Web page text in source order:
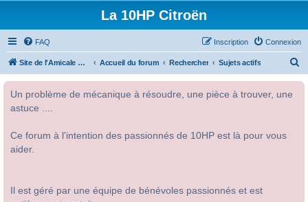
La 10HP Citroën
FAQ Connexion
Inscription
Site de l'Amicale Citroën 10HP Accueil du forum Rechercher Sujets actifs
Un problème de mécanique à résoudre, une pièce à trouver, une
astuce ....
Ce forum à l'intention des passionnés de 10HP est là pour vous
aider.
Il est géré par une équipe de bénévoles passionnés et est